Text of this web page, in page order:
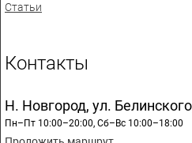
Статьи
Контакты
Н. Новгород, ул.
Пн–Пт 10:00–20:00, Сб–Вс 10:00–18:00